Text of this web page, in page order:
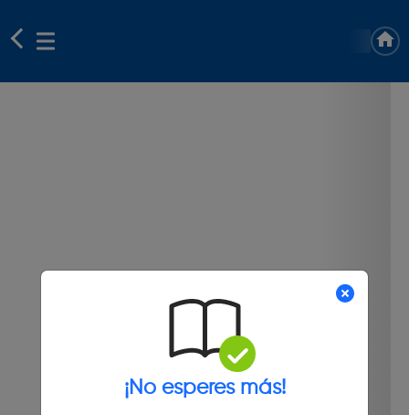
¡No esperes más!